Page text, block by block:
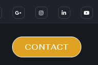
CONTACT